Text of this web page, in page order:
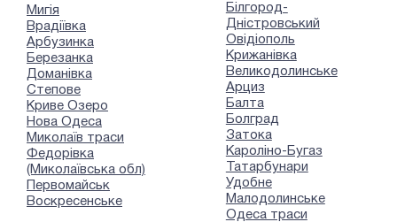
Мигія
Врадіївка
Арбузинка
Березанка
Доманівка
Степове
Криве Озеро
Нова Одеса
Миколаїв траси
Федорівка
(Миколаївська обл)
Первомайськ
Воскресенське
Білгород-
Дністровський
Овідіополь
Крижанівка
Великодолинське
Арциз
Балта
Болград
Затока
Кароліно-Бугаз
Татарбунари
Удобне
Малодолинське
Одеса траси